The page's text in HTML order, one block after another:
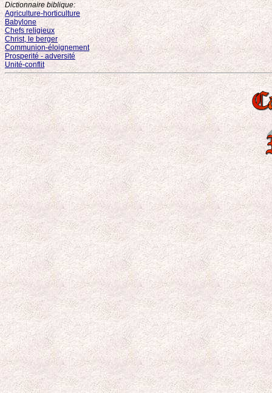
Dictionnaire biblique:
Agriculture-horticulture
Babylone
Chefs religieux
Christ, le berger
Communion-éloignement
Prosperité - adversité
Unité-conflit